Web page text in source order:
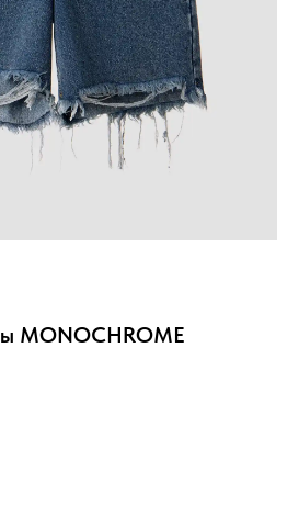
MONOCHROME